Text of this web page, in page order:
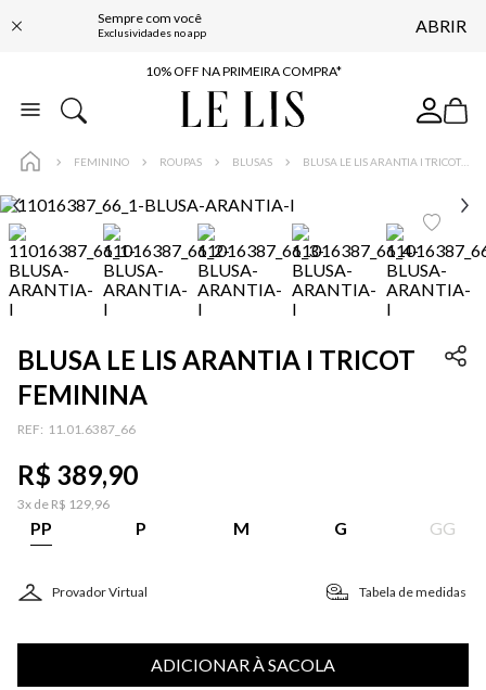
Sempre com você
Exclusividades no app ABRIR
BAIXE O APP
10% OFF NA PRIMEIRA COMPRA*
COMPRE ONLINE E RETIRE EM LOJA*
BAIXE O APP
10% OFF NA PRIMEIRA COMPRA*
FEMININO ROUPAS BLUSAS
BLUSA LE LIS ARANTIA I TRICOT
FEMININA
: 11.01.6387_66
R$ 389,90
3x de R$ 129,96
PP P M G GG
Provador Virtual Tabela de medidas
ADICIONAR À SACOLA